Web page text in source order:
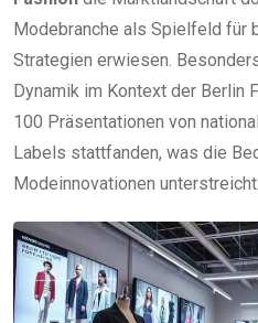
Modebranche als Spielfeld für
Strategien erwiesen.
Dynamik im Kontext der Berlin
100 Präsentationen von
Labels stattfanden, was die
Modeinnovationen unterstreicht.